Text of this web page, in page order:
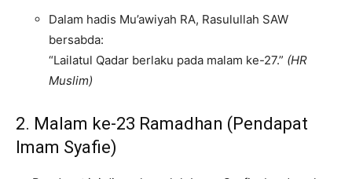
Dalam hadis Mu’awiyah RA, Rasulullah SAW
bersabda:
“Lailatul Qadar berlaku pada malam ke-27.” (HR
Muslim)
2. Malam ke-23 Ramadhan (Pendapat
Imam Syafie)